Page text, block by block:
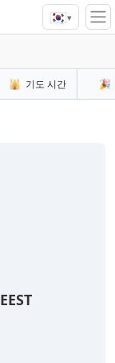
🇰🇷▾
🕌 기도 시간 🎉
EEST